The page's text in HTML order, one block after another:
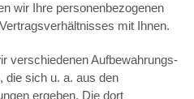
wir Ihre personenbezogenen
mit Ihnen.
verschiedenen Aufbewahrungs-
die sich u. a. aus den
ergeben. Die dort